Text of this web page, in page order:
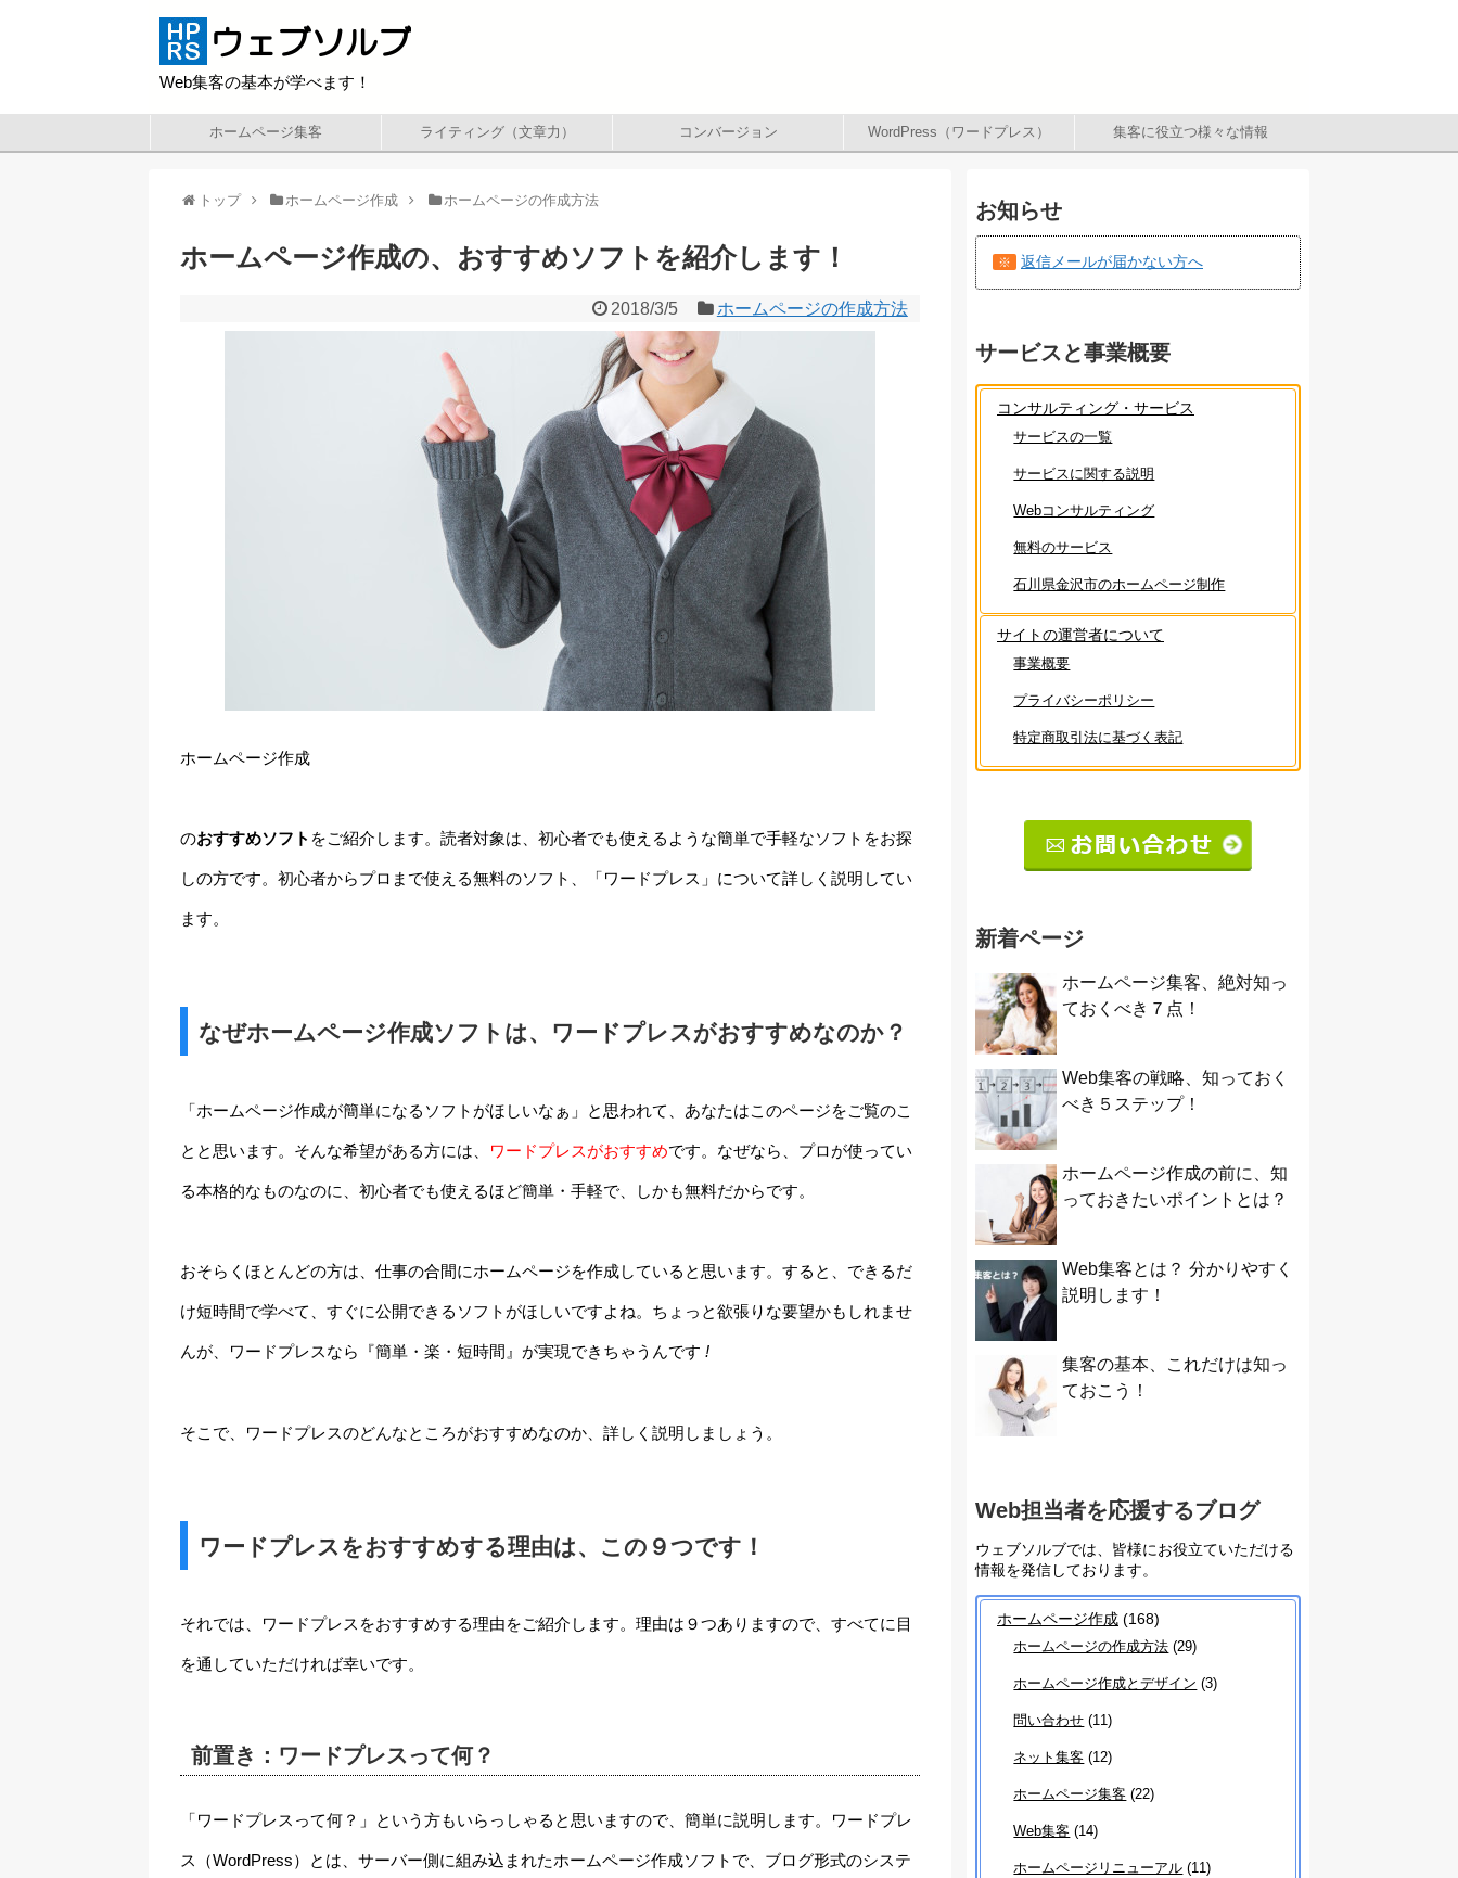
Web集客の基本が学べます！
ホームページ集客 ライティング（文章力） コンバージョン WordPress（ワードプレス） 集客に役立つ様々な情報
トップ ホームページ作成 ホームページの作成方法
ホームページ作成の、おすすめソフトを紹介します！
2018/3/5 ホームページの作成方法
ホームページ作成
のおすすめソフト をご紹介します。読者対象は、初心者でも使えるような簡単で手軽なソフトをお探
しの方です。初心者からプロまで使える無料のソフト、「ワードプレス」について詳しく説明してい
ます。
なぜホームページ作成ソフトは、ワードプレスがおすすめなのか？
「ホームページ作成が簡単になるソフトがほしいなぁ」と思われて、あなたはこのページをご覧のこ
とと思います。そんな希望がある方には、 ワードプレスがおすすめです。なぜなら、プロが使ってい
る本格的なものなのに、初心者でも使えるほど簡単・手軽で、しかも無料だからです。
おそらくほとんどの方は、仕事の合間にホームページを作成していると思います。すると、できるだ
け短時間で学べて、すぐに公開できるソフトがほしいですよね。ちょっと欲張りな要望かもしれませ
んが、ワードプレスなら『簡単・楽・短時間』が実現できちゃうんです !
そこで、ワードプレスのどんなところがおすすめなのか、詳しく説明しましょう。
ワードプレスをおすすめする理由は、この９つです！
それでは、ワードプレスをおすすめする理由をご紹介します。理由は９つありますので、すべてに目
を通していただければ幸いです。
前置き：ワードプレスって何？
「ワードプレスって何？」という方もいらっしゃると思いますので、簡単に説明します。ワードプレ
ス（WordPress）とは、サーバー側に組み込まれたホームページ作成ソフトで、ブログ形式のシステ
お知らせ
※ 返信メールが届かない方へ
サービスと事業概要
コンサルティング・サービス
サービスの一覧
サービスに関する説明
Webコンサルティング
無料のサービス
石川県金沢市のホームページ制作
サイトの運営者について
事業概要
プライバシーポリシー
特定商取引法に基づく表記
新着ページ
ホームページ集客、絶対知っ
ておくべき７点！
Web集客の戦略、知っておく
べき５ステップ！
ホームページ作成の前に、知
っておきたいポイントとは？
Web集客とは？ 分かりやすく
説明します！
集客の基本、これだけは知っ
ておこう！
Web担当者を応援するブログ
ウェブソルブでは、皆様にお役立ていただける
情報を発信しております。
ホームページ作成 (168)
ホームページの作成方法 (29)
ホームページ作成とデザイン (3)
問い合わせ (11)
ネット集客 (12)
ホームページ集客 (22)
Web集客 (14)
ホームページリニューアル (11)